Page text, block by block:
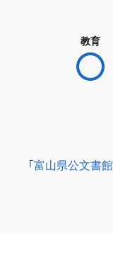
教育
「富山県公文書